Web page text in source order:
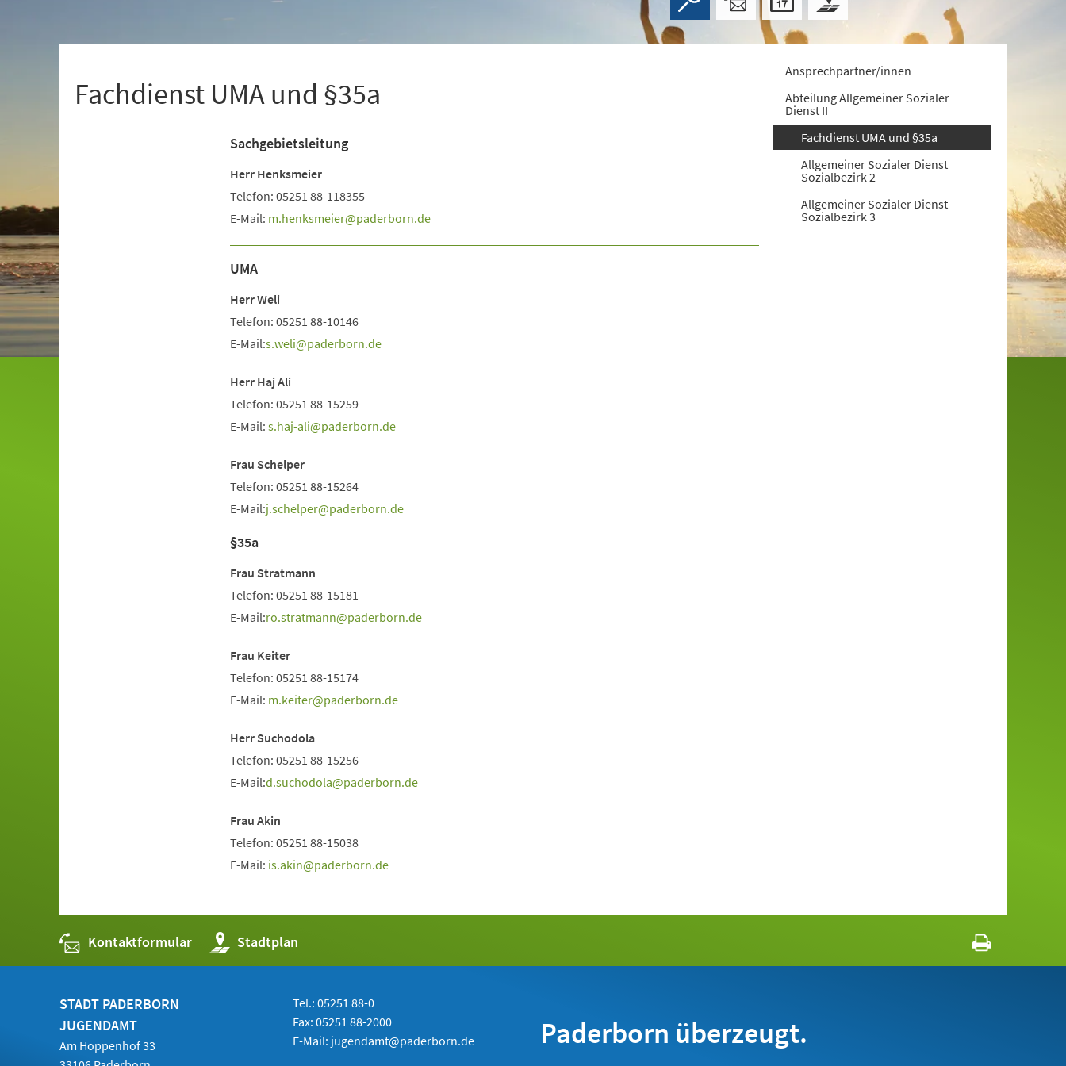
Fachdienst UMA und §35a
Sachgebietsleitung
Herr Henksmeier
Telefon: 05251 88-118355
E-Mail: m.henksmeier paderborn de
UMA
Herr Weli
Telefon: 05251 88-10146
E-Mail:s.weli paderborn de
Herr Haj Ali
Telefon: 05251 88-15259
E-Mail: s.haj-ali paderborn de
Frau Schelper
Telefon: 05251 88-15264
E-Mail:j.schelper paderborn de
§35a
Frau Stratmann
Telefon: 05251 88-15181
E-Mail:ro.stratmann paderborn de
Frau Keiter
Telefon: 05251 88-15174
E-Mail: m.keiter paderborn de
Herr Suchodola
Telefon: 05251 88-15256
E-Mail:d.suchodola paderborn de
Frau Akin
Telefon: 05251 88-15038
E-Mail: is.akin paderborn de
Ansprechpartner/innen
Abteilung Allgemeiner Sozialer
Dienst II
Fachdienst UMA und §35a
Allgemeiner Sozialer Dienst
Sozialbezirk 2
Allgemeiner Sozialer Dienst
Sozialbezirk 3
Kontaktformular Stadtplan
(Öffnet
in
einem
STADT PADERBORN
JUGENDAMT
Am Hoppenhof 33
Tel.: 05251 88-0
Fax: 05251 88-2000
E-Mail: jugendamt@paderborn.de Paderborn überzeugt.